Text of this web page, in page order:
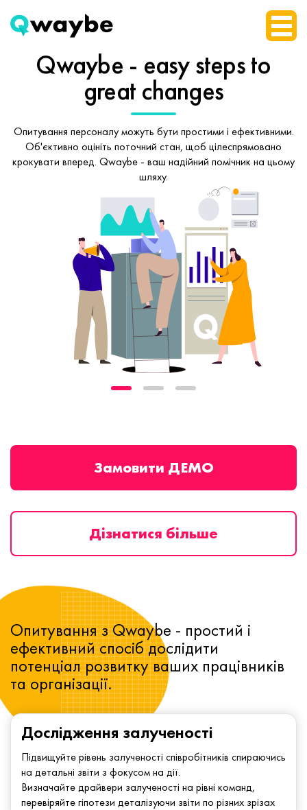
Qwaybe - easy stepsto
great changes
Опитування персоналу можуть бути простими і ефективними.
Об'єктивно оцініть поточний стан, щоб цілеспрямовано
крокувати вперед. Qwaybe - ваш надійний помічник на цьому
шляху.
Замовити ДЕМО
Дізнатися більше
Дослідження залученості
Підвищуйте рівень залученості співробітників спираючись
на детальні звіти з фокусом на дії.
Визначайте драйвери залученості на рівні команд,
перевіряйте гіпотези деталізуючи звіти по різних зрізах
Опитування з Qwaybe - простий і
ефективний спосіб дослідити
потенціал розвитку ваших працівників
та організації.